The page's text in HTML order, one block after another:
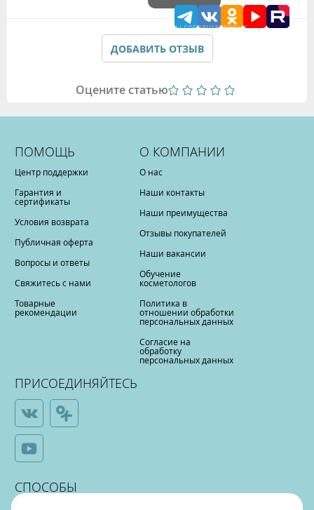
Подтверждая данные формы Вы соглашаетесь с
Политикой обработки персональных данных
ДОБАВИТЬ ОТЗЫВ
Оцените статью
ПОМОЩЬ
Центр поддержки
Гарантия и
сертификаты
Условия возврата
Публичная оферта
Вопросы и ответы
Свяжитесь с нами
Товарные
рекомендации
О КОМПАНИИ
О нас
Наши контакты
Наши преимущества
Отзывы покупателей
Наши вакансии
Обучение
косметологов
Политика в
отношении обработки
персональных данных
Согласие на
обработку
персональных данных
ПРИСОЕДИНЯЙТЕСЬ
СПОСОБЫ
ОПЛАТЫ